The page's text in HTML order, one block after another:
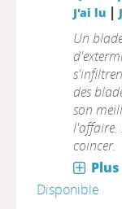
J'ai lu|
Un
des
son
l'affaire.
coincer.
Disponible